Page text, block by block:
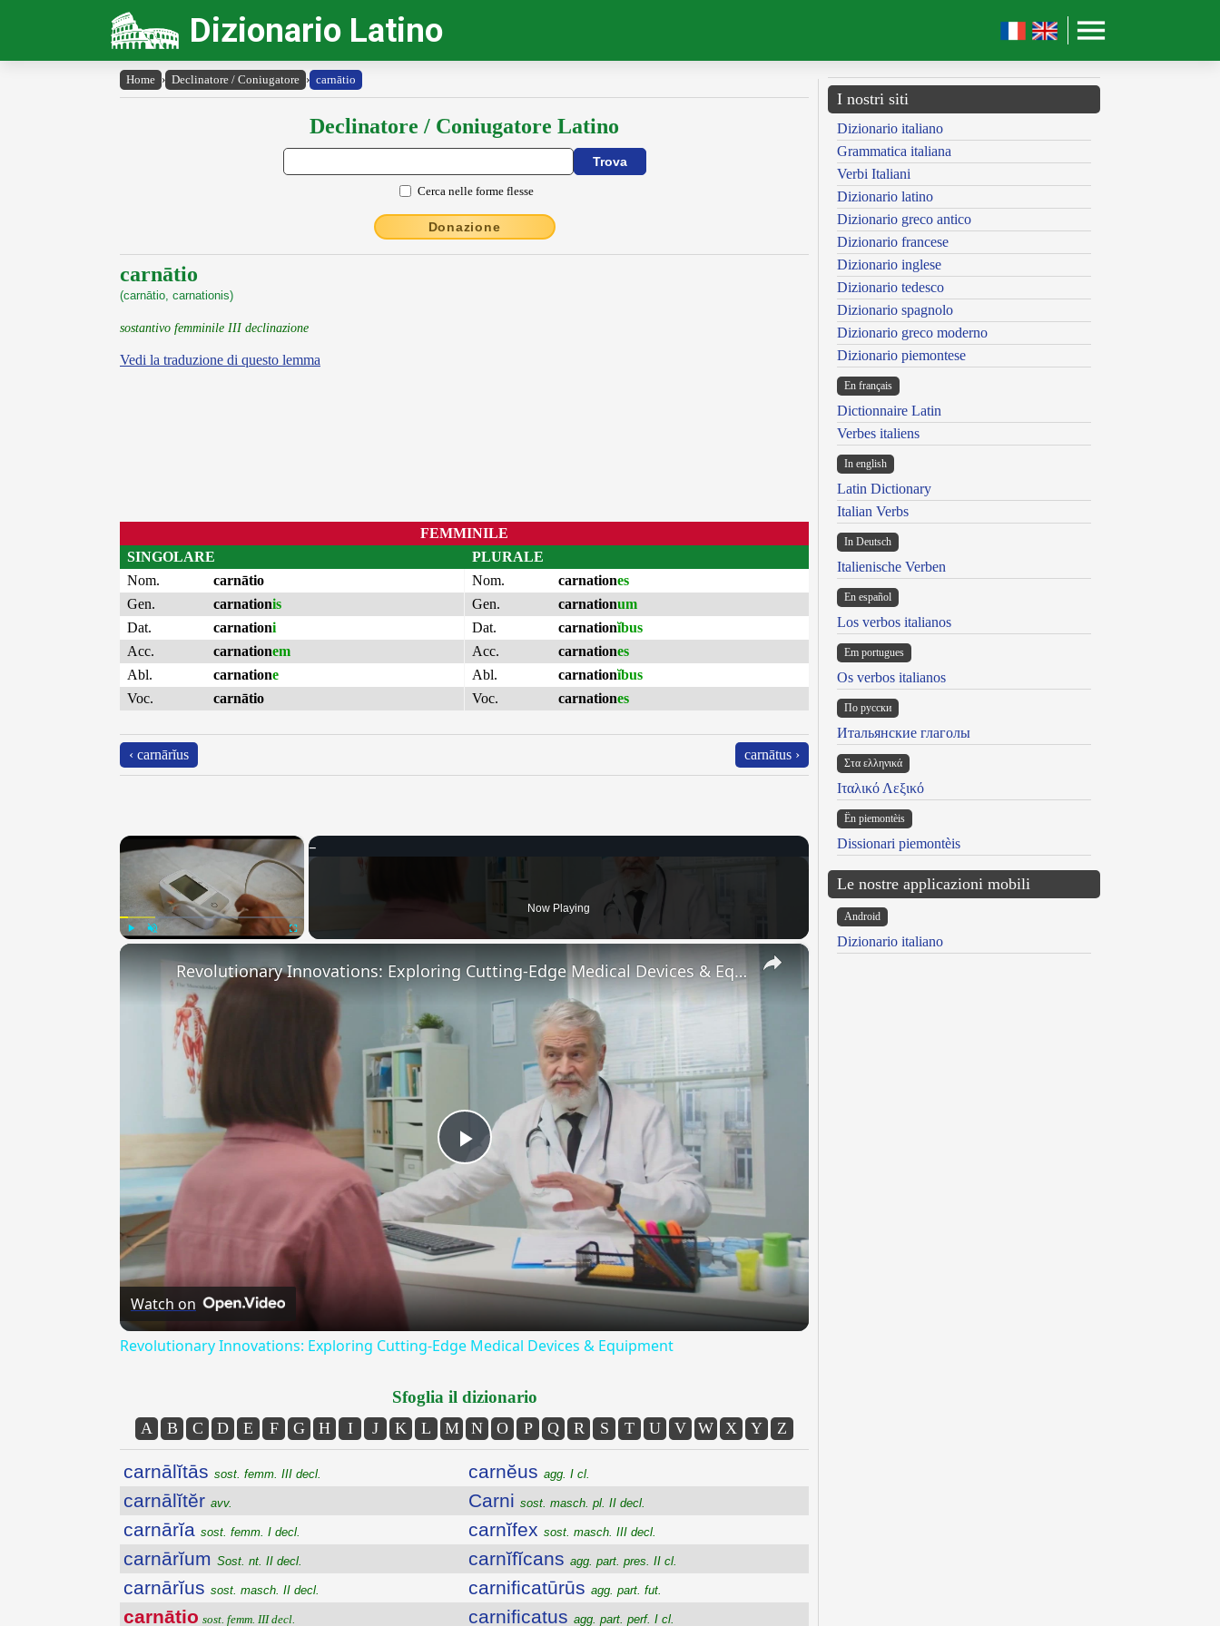
Dizionario Latino
Home › Declinatore / Coniugatore › carnātio
Declinatore / Coniugatore Latino
Cerca nelle forme flesse
Donazione
carnātio
(carnātio, carnationis)
sostantivo femminile III declinazione
Vedi la traduzione di questo lemma
FEMMINILE
SINGOLARE
Nom.
carnātio
Gen.
carnationis
Dat.
carnationi
Acc.
carnationem
Abl.
carnatione
Voc.
carnātio
PLURALE
Nom.
carnationes
Gen.
carnationum
Dat.
carnationĭbus
Acc.
carnationes
Abl.
carnationĭbus
Voc.
carnationes
‹ carnārĭus carnātus ›
×
Now Playing
×
Play
Video
Revolutionary Innovations: Exploring Cutting-Edge Medical Devices & Equipment
Watch on
Revolutionary Innovations: Exploring Cutting-Edge Medical Devices & Equipment
Sfoglia il dizionario
A B C D E F G H I J K L M N O P Q R S T U V W X Y Z
carnālĭtās sost. femm. III decl.
carnālĭtĕr avv.
carnārĭa sost. femm. I decl.
carnārĭum Sost. nt. II decl.
carnārĭus sost. masch. II decl.
carnātio sost. femm. III decl.
carnĕus agg. I cl.
Carni sost. masch. pl. II decl.
carnĭfex sost. masch. III decl.
carnĭfĭcans agg. part. pres. II cl.
carnificatūrūs agg. part. fut.
carnificatus agg. part. perf. I cl.
I nostri siti
Dizionario italiano
Grammatica italiana
Verbi Italiani
Dizionario latino
Dizionario greco antico
Dizionario francese
Dizionario inglese
Dizionario tedesco
Dizionario spagnolo
Dizionario greco moderno
Dizionario piemontese
En français
Dictionnaire Latin
Verbes italiens
In english
Latin Dictionary
Italian Verbs
In Deutsch
Italienische Verben
En español
Los verbos italianos
Em portugues
Os verbos italianos
По русски
Итальянские глаголы
Στα ελληνικά
Ιταλικό Λεξικό
Ën piemontèis
Dissionari piemontèis
Le nostre applicazioni mobili
Android
Dizionario italiano